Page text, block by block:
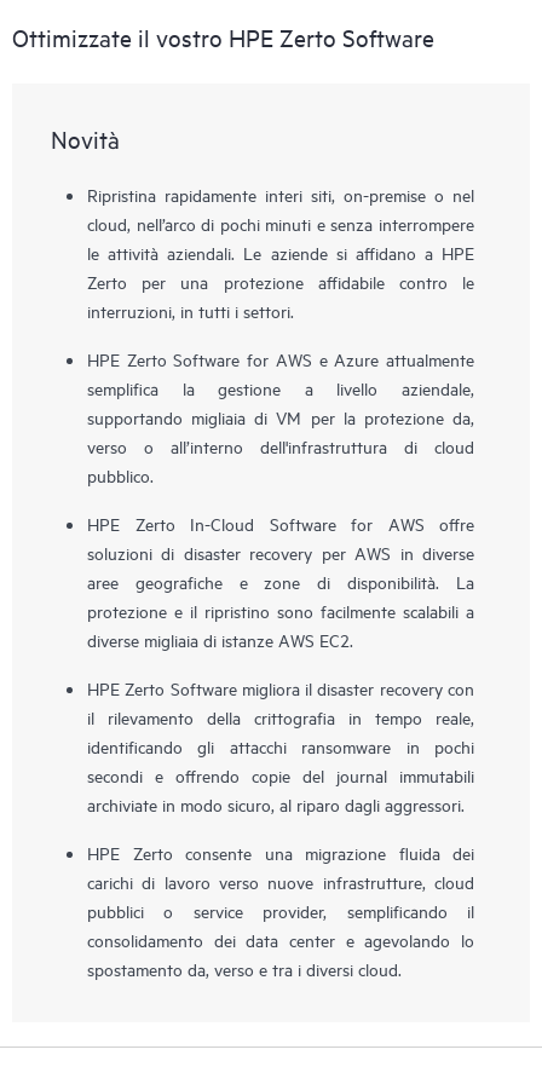
Ottimizzate il vostro HPE Zerto Software
Novità
Ripristina rapidamente interi siti, on-premise o nel
cloud, nell’arco di pochi minuti e senza interrompere
le attività aziendali. Le aziende si affidano a HPE
Zerto per una protezione affidabile contro le
interruzioni, in tutti i settori.
HPE Zerto Software for AWS e Azure attualmente
semplifica la gestione a livello aziendale,
supportando migliaia di VM per la protezione da,
verso o all’interno dell'infrastruttura di cloud
pubblico.
HPE Zerto In-Cloud Software for AWS offre
soluzioni di disaster recovery per AWS in diverse
aree geografiche e zone di disponibilità. La
protezione e il ripristino sono facilmente scalabili a
diverse migliaia di istanze AWS EC2.
HPE Zerto Software migliora il disaster recovery con
il rilevamento della crittografia in tempo reale,
identificando gli attacchi ransomware in pochi
secondi e offrendo copie del journal immutabili
archiviate in modo sicuro, al riparo dagli aggressori.
HPE Zerto consente una migrazione fluida dei
carichi di lavoro verso nuove infrastrutture, cloud
pubblici o service provider, semplificando il
consolidamento dei data center e agevolando lo
spostamento da, verso e tra i diversi cloud.